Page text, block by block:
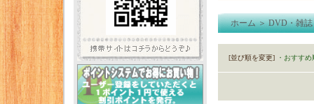
ホーム＞DVD・雑誌
[並び順を変更] ・おすすめ